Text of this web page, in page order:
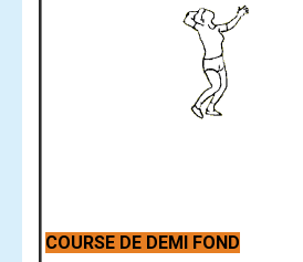
COURSE DE DEMI FOND